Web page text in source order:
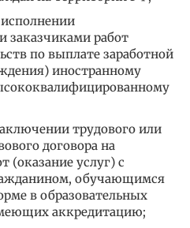
заказчиками работ
по выплате заработной
иностранному
трудового или
договора на
(оказание услуг) с
обучающимся
в образовательных
аккредитацию;